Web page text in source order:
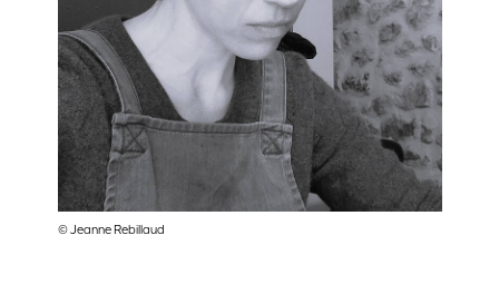
© Jeanne Rebillaud